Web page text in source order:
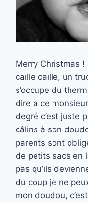
Merry Christmas !
caille caille, un
s’occupe du
dire à ce
degré c’est juste
câlins à son
parents sont
de petits sacs en
pas qu’ils
du coup je ne
mon doudou,